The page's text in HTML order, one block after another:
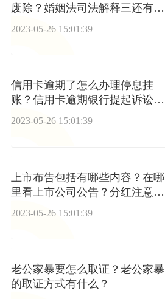
废除？婚姻法司法解释三还有效
2023-05-26 15:01:39
信用卡逾期了怎么办理停息挂
账？信用卡逾期银行提起诉讼怎
么处理？
2023-05-26 15:01:39
上市布告包括有哪些内容？在哪
里看上市公司公告？分红注意事
2023-05-26 15:01:39
老公家暴要怎么取证？老公家暴
的取证方式有什么？